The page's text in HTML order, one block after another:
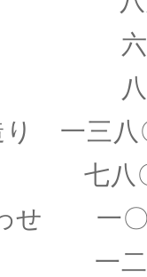
六
八
り 一三八
七八
一〇
一二